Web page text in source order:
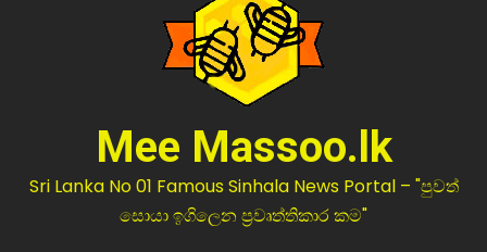
Mee Massoo.lk
Sri Lanka No 01 Famous Sinhala News Portal – "පුවත්
සොයා ඉගිලෙන ප්‍රවෘත්තිකාර කම"